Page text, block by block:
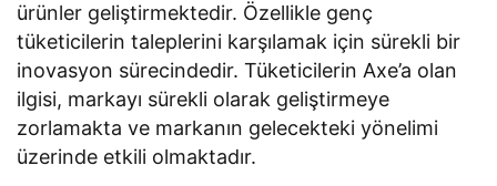
ürünler geliştirmektedir. Özellikle genç
tüketicilerin taleplerini karşılamak için sürekli bir
inovasyon sürecindedir. Tüketicilerin Axe’a olan
ilgisi, markayı sürekli olarak geliştirmeye
zorlamakta ve markanın gelecekteki yönelimi
üzerinde etkili olmaktadır.